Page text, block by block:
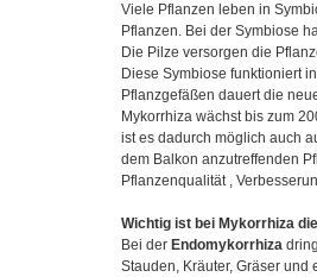
Viele Pflanzen leben in
Pflanzen. Bei der Symbiose
Die Pilze versorgen die
Diese Symbiose funktioniert
Pflanzgefäßen dauert die
Mykorrhiza wächst bis zum
ist es dadurch möglich auch
dem Balkon anzutreffenden
Pflanzenqualität ,
Wichtig ist bei Mykorrhiza
Bei der Endomykorrhiza
Stauden, Kräuter, Gräser und